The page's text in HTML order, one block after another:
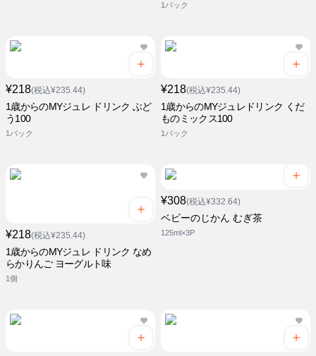
1パック
¥218(税込¥235.44)
1歳からのMYジュレ ドリンク ぶど
う100
1パック
¥218(税込¥235.44)
1歳からのMYジュレドリンク くだ
ものミックス100
1パック
¥218(税込¥235.44)
1歳からのMYジュレ ドリンク なめ
らかりんご ヨーグルト味
1個
¥308(税込¥332.64)
ベビーのじかん むぎ茶
125ml×3P